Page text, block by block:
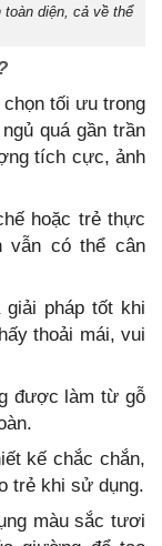
toàn diện, cả về thể
tối ưu trong
quá gần trần
tích cực, ảnh
hoặc trẻ thực
vẫn có thể cân
giải pháp tốt khi
thoải mái, vui
được làm từ gỗ
kế chắc chắn,
trẻ khi sử dụng.
màu sắc tươi